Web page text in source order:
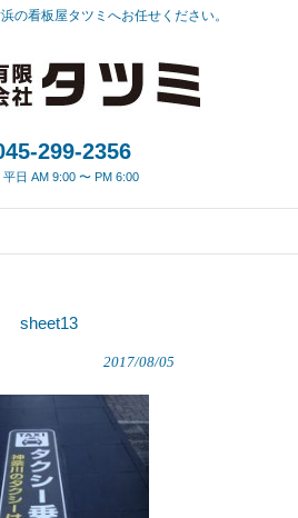
の看板屋タツミへお任せください。
299-2356
日 AM 9:00 〜 PM 6:00
sheet13
2017/08/05